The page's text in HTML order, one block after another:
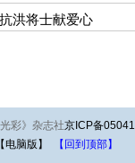
洪将士献爱心
光彩》杂志社京ICP备
【电脑版】
【回到顶部】